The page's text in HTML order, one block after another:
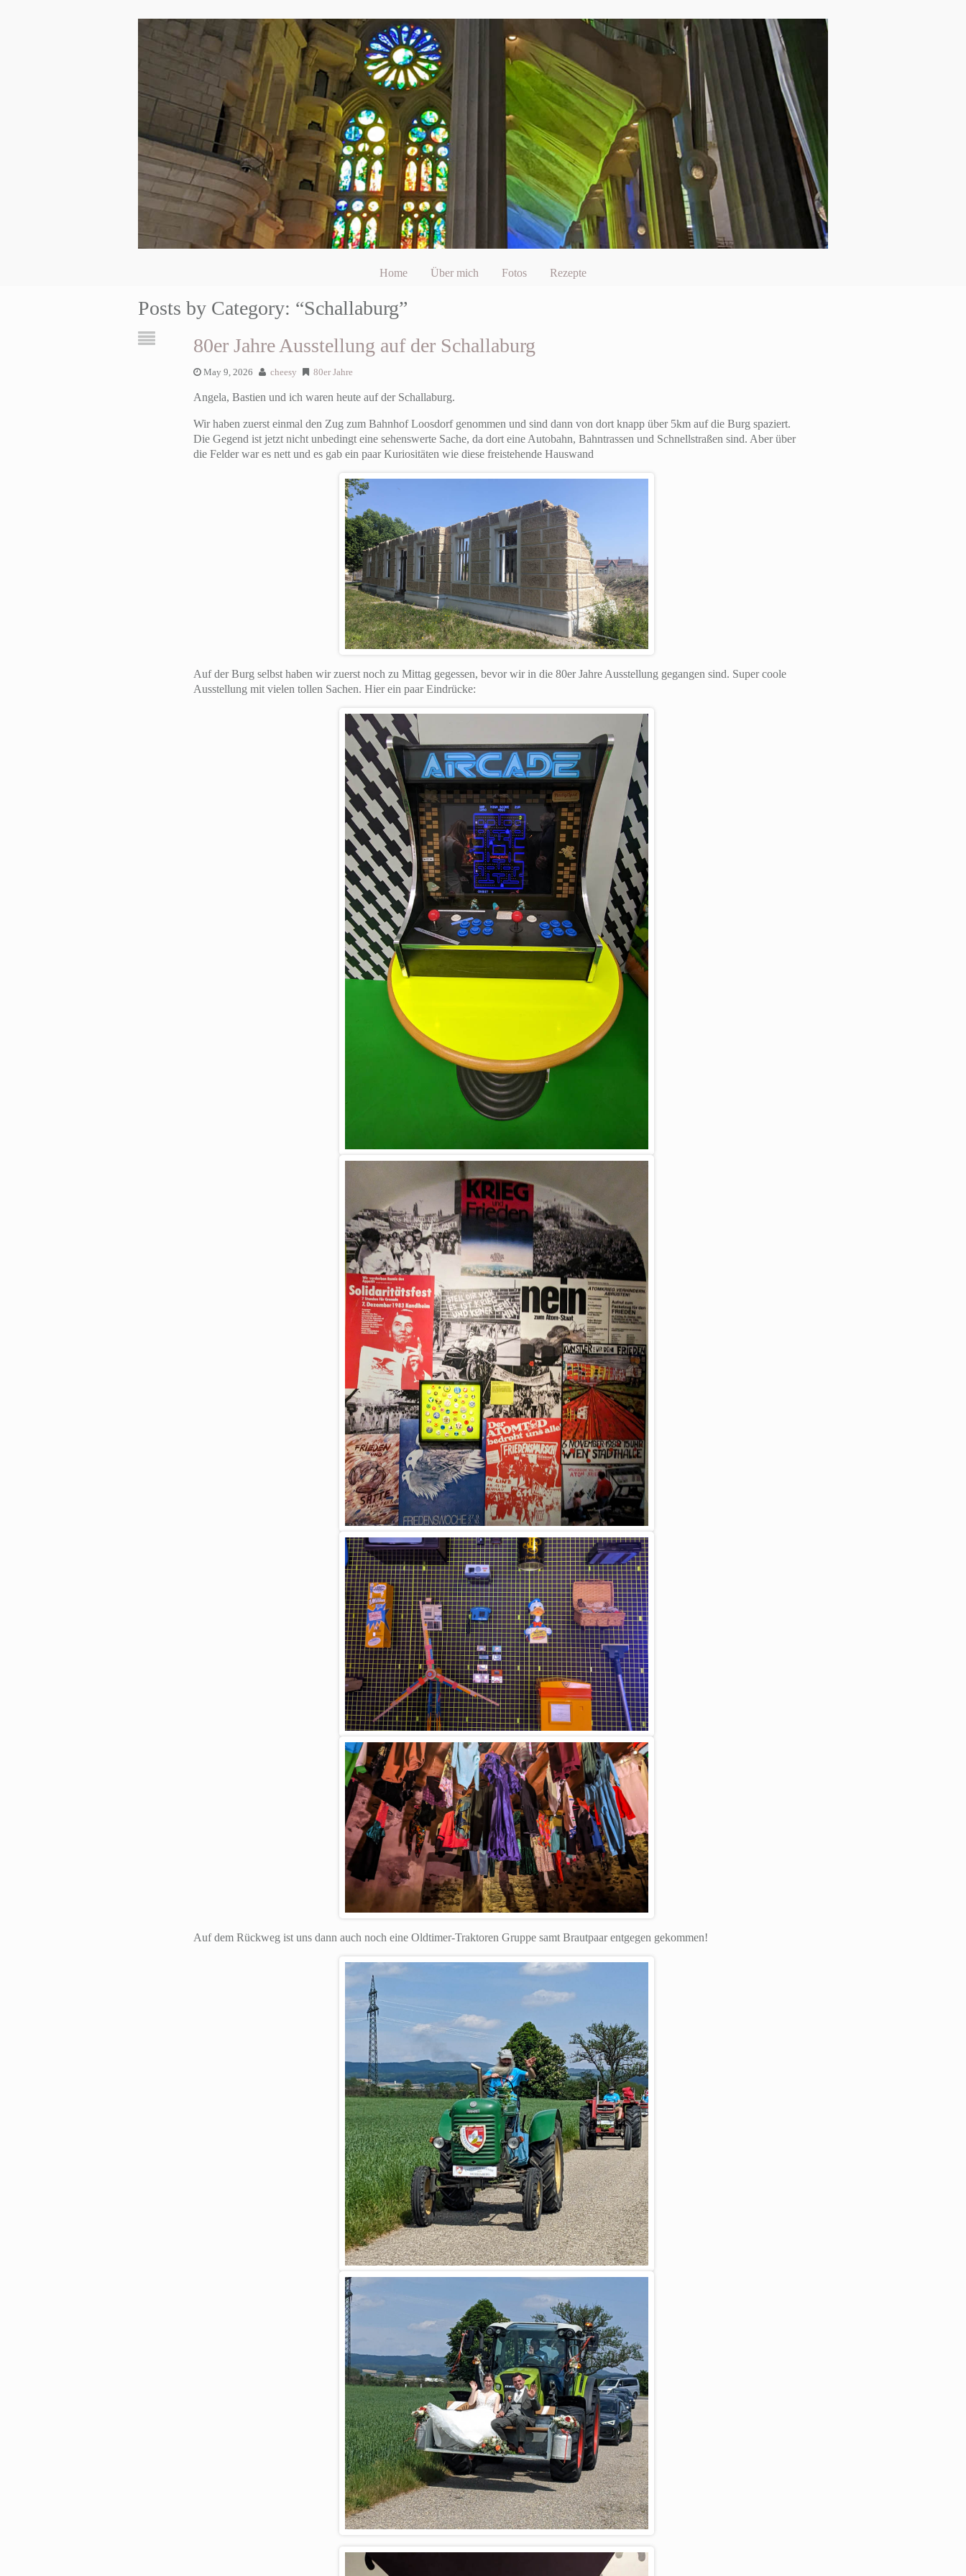
Home Über mich Fotos Rezepte
Posts by Category: “Schallaburg”
80er Jahre Ausstellung auf der Schallaburg
May 9, 2026 cheesy 80er Jahre
Angela, Bastien und ich waren heute auf der Schallaburg.
Wir haben zuerst einmal den Zug zum Bahnhof Loosdorf genommen und sind dann von dort knapp über 5km auf die Burg spaziert.
Die Gegend ist jetzt nicht unbedingt eine sehenswerte Sache, da dort eine Autobahn, Bahntrassen und Schnellstraßen sind. Aber über
die Felder war es nett und es gab ein paar Kuriositäten wie diese freistehende Hauswand
Auf der Burg selbst haben wir zuerst noch zu Mittag gegessen, bevor wir in die 80er Jahre Ausstellung gegangen sind. Super coole
Ausstellung mit vielen tollen Sachen. Hier ein paar Eindrücke:
Auf dem Rückweg ist uns dann auch noch eine Oldtimer-Traktoren Gruppe samt Brautpaar entgegen gekommen!